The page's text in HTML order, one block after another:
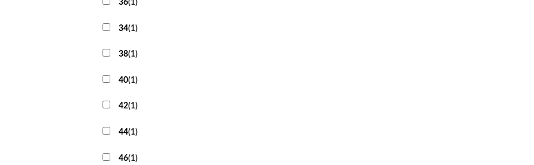
36(1)
34(1)
38(1)
40(1)
42(1)
44(1)
46(1)